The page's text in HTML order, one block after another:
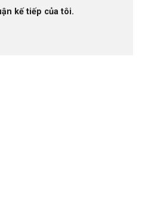
kế tiếp của tôi.